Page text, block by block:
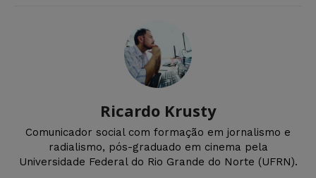
Ricardo Krusty
Comunicador social com formação em jornalismo e
radialismo, pós-graduado em cinema pela
Universidade Federal do Rio Grande do Norte (UFRN).